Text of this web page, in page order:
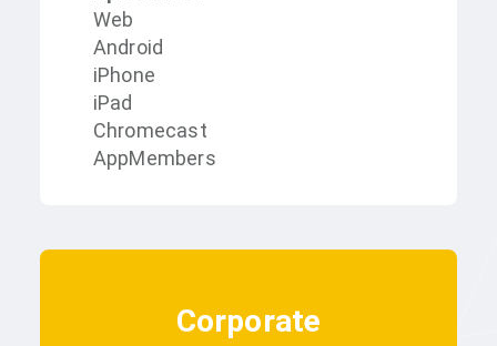
Web
Android
iPhone
iPad
Chromecast
AppMembers
Corporate